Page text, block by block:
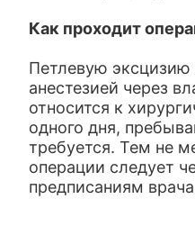
Как проходит
Петлевую
анестезией через
относится к
одного дня,
требуется. Тем не
операции следует
предписаниям